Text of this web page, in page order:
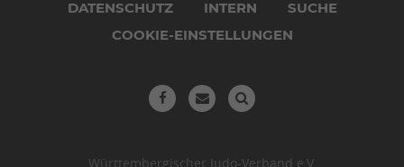
DATENSCHUTZ
INTERN
SUCHE
COOKIE-EINSTELLUNGEN
Württembergischer Judo-Verband e.V.